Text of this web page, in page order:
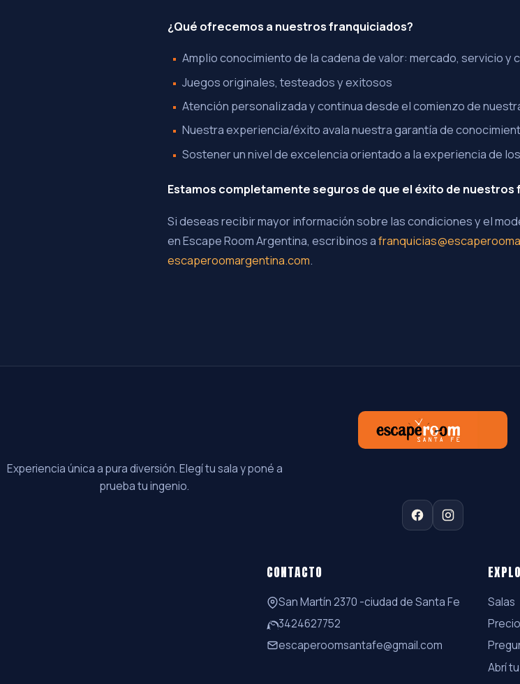
¿Qué ofrecemos a nuestros franquiciados?
Amplio conocimiento de la cadena de valor: mercado, servicio y
Juegos originales, testeados y exitosos
Atención personalizada y continua desde el comienzo de
Nuestra experiencia/éxito avala nuestra garantía de
Sostener un nivel de excelencia orientado a la experiencia de
Estamos completamente seguros de que el éxito de nuestros
Si deseas recibir mayor información sobre las condiciones y el
en Escape Room Argentina, escribinos a
escaperoomargentina.com.
Experiencia única a pura diversión. Elegí tu sala y poné a
prueba tu ingenio.
CONTACTO
San Martín 2370 -ciudad de Santa Fe
3424627752
escaperoomsantafe@gmail.com
Salas
Abrí